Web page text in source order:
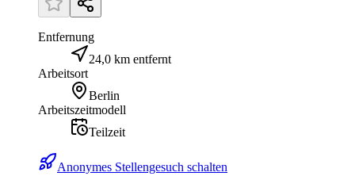
Entfernung
24,0 km entfernt
Arbeitsort
Berlin
Arbeitszeitmodell
Teilzeit
Anonymes Stellengesuch schalten